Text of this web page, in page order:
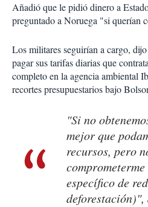
Añadió que le pidió dinero a
preguntado a Noruega "si querían
Los militares seguirían a cargo,
pagar sus tarifas diarias que
completo en la agencia ambiental
recortes presupuestarios bajo
"Si no
mejor que
recursos, pero
específico de
deforestación)",